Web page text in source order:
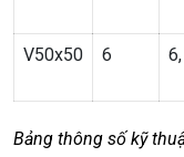
V50x50 6
Bảng thông số kỹ